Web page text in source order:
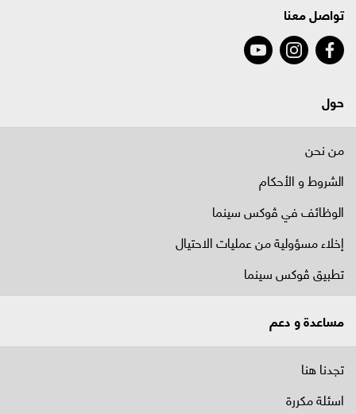
تواصل معنا
حول
من نحن
الشروط و الأحكام
الوظائف في ﭬوكس سينما
إخلاء مسؤولية من عمليات الاحتيال
تطبيق ڤوكس سينما
مساعدة و دعم
تجدنا هنا
اسئلة مكررة